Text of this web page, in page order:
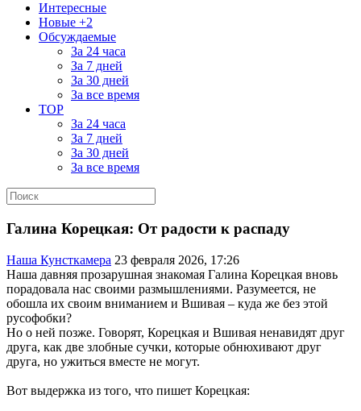
Интересные
Новые +2
Обсуждаемые
За 24 часа
За 7 дней
За 30 дней
За все время
TOP
За 24 часа
За 7 дней
За 30 дней
За все время
Галина Корецкая: От радости к распаду
Наша Кунсткамера 23 февраля 2026, 17:26
Наша давняя прозарушная знакомая Галина Корецкая вновь
порадовала нас своими размышлениями. Разумеется, не
обошла их своим вниманием и Вшивая – куда же без этой
русофобки?
Но о ней позже. Говорят, Корецкая и Вшивая ненавидят друг
друга, как две злобные сучки, которые обнюхивают друг
друга, но ужиться вместе не могут.
Вот выдержка из того, что пишет Корецкая: